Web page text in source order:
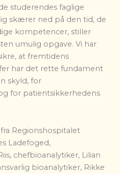
studerendes faglige
skærer ned på den tid, de
kompetencer, stiller
umulig opgave. Vi har
at fremtidens
har det rette fundament
skyld, for
for patientsikkerhedens
Regionshospitalet
Ladefoged,
chefbioanalytiker, Lilian
bioanalytiker, Rikke